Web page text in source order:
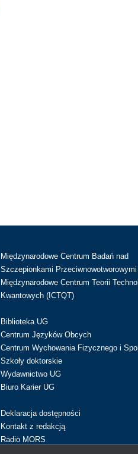
Międzynarodowe Centrum Badań nad
Szczepionkami
Międzynarodowe Centrum Teorii
Kwantowych (ICTQT)
Biblioteka UG
Centrum Języków Obcych
Centrum Wychowania Fizycznego i
Szkoły doktorskie
Wydawnictwo UG
Biuro Karier UG
Deklaracja dostępności
Kontakt z redakcją
Radio MORS